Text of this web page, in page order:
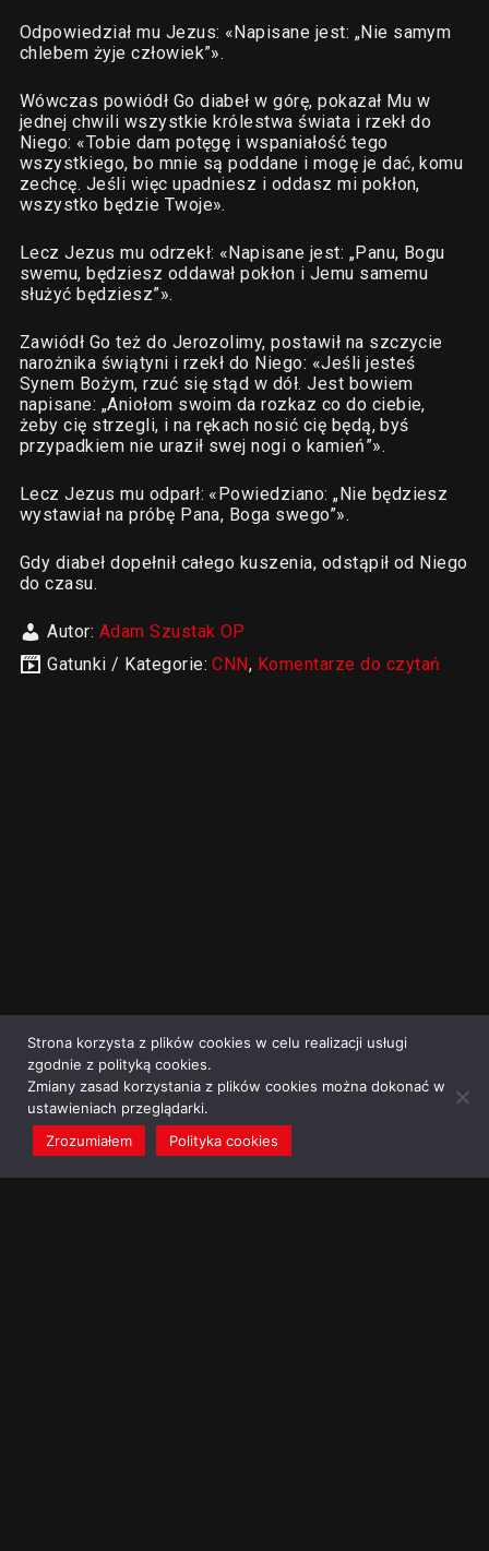
Odpowiedział mu Jezus: «Napisane jest: „Nie samym
chlebem żyje człowiek”».
Wówczas powiódł Go diabeł w górę, pokazał Mu w
jednej chwili wszystkie królestwa świata i rzekł do
Niego: «Tobie dam potęgę i wspaniałość tego
wszystkiego, bo mnie są poddane i mogę je dać, komu
zechcę. Jeśli więc upadniesz i oddasz mi pokłon,
wszystko będzie Twoje».
Lecz Jezus mu odrzekł: «Napisane jest: „Panu, Bogu
swemu, będziesz oddawał pokłon i Jemu samemu
służyć będziesz”».
Zawiódł Go też do Jerozolimy, postawił na szczycie
narożnika świątyni i rzekł do Niego: «Jeśli jesteś
Synem Bożym, rzuć się stąd w dół. Jest bowiem
napisane: „Aniołom swoim da rozkaz co do ciebie,
żeby cię strzegli, i na rękach nosić cię będą, byś
przypadkiem nie uraził swej nogi o kamień”».
Lecz Jezus mu odparł: «Powiedziano: „Nie będziesz
wystawiał na próbę Pana, Boga swego”».
Gdy diabeł dopełnił całego kuszenia, odstąpił od Niego
do czasu.
Autor: Adam Szustak OP
Gatunki / Kategorie:CNN, Komentarze do czytań
Strona korzysta z plików cookies w celu realizacji usługi
zgodnie z polityką cookies.
Zmiany zasad korzystania z plików cookies można dokonać w
ustawieniach przeglądarki.
Zrozumiałem
Polityka cookies